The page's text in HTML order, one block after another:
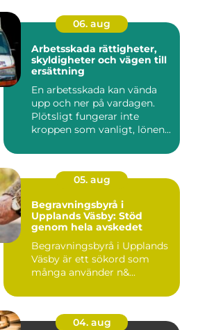
06. aug
Arbetsskada rättigheter,
skyldigheter och vägen till
ersättning
En arbetsskada kan vända
upp och ner på vardagen.
Plötsligt fungerar inte
kroppen som vanligt, lönen...
05. aug
Begravningsbyrå i
Upplands Väsby: Stöd
genom hela avskedet
Begravningsbyrå i Upplands
Väsby är ett sökord som
många använder n&...
04. aug